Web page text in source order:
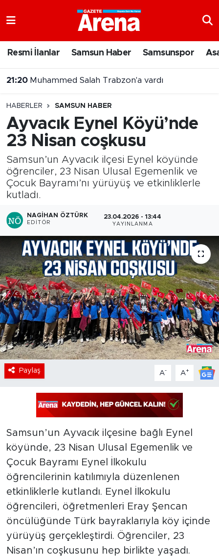
Resmi İlanlar Samsun Haber Samsunspor
20:43 Şehit Yakınları ve Gazilere Yönelik Kanun Teklifi Komisyonda
HABERLER SAMSUN HABER
Ayvacık Eynel Köyü’nde
23 Nisan coşkusu
Samsun’un Ayvacık ilçesi Eynel köyünde
öğrenciler, 23 Nisan Ulusal Egemenlik ve
Çocuk Bayramı’nı yürüyüş ve etkinliklerle
kutladı.
NAGIHAN ÖZTÜRK
EDITÖR
23.04.2026 - 13:44
YAYINLANMA
Paylaş A- A+
Samsun’un Ayvacık ilçesine bağlı Eynel
köyünde, 23 Nisan Ulusal Egemenlik ve
Çocuk Bayramı Eynel İlkokulu
öğrencilerinin katılımıyla düzenlenen
etkinliklerle kutlandı. Eynel İlkokulu
öğrencileri, öğretmenleri Eray Şencan
öncülüğünde Türk bayraklarıyla köy içinde
yürüyüş gerçekleştirdi. Öğrenciler, 23
Nisan’ın coşkusunu hep birlikte yaşadı.
Süper Lig Puan Durumu ve Fikstür
Tüm Manşetler
Son Dakika Haberleri
Haber Arşivi